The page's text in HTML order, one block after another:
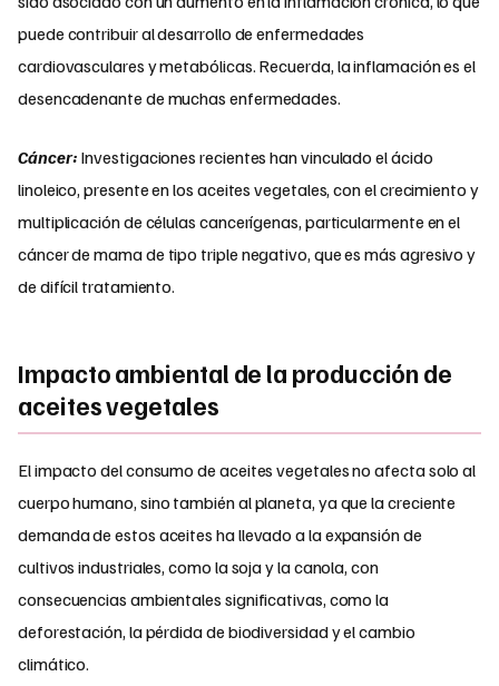
puede contribuir al desarrollo de enfermedades
cardiovasculares y metabólicas. Recuerda, la inflamación es el
desencadenante de muchas enfermedades.
Cáncer: Investigaciones recientes han vinculado el ácido
linoleico, presente en los aceites vegetales, con el crecimiento y
multiplicación de células cancerígenas, particularmente en el
cáncer de mama de tipo triple negativo, que es más agresivo y
de difícil tratamiento.
Impacto ambiental de la producción de
aceites vegetales
El impacto del consumo de aceites vegetales no afecta solo al
cuerpo humano, sino también al planeta, ya que la creciente
demanda de estos aceites ha llevado a la expansión de
cultivos industriales, como la soja y la canola, con
consecuencias ambientales significativas, como la
deforestación, la pérdida de biodiversidad y el cambio
climático.